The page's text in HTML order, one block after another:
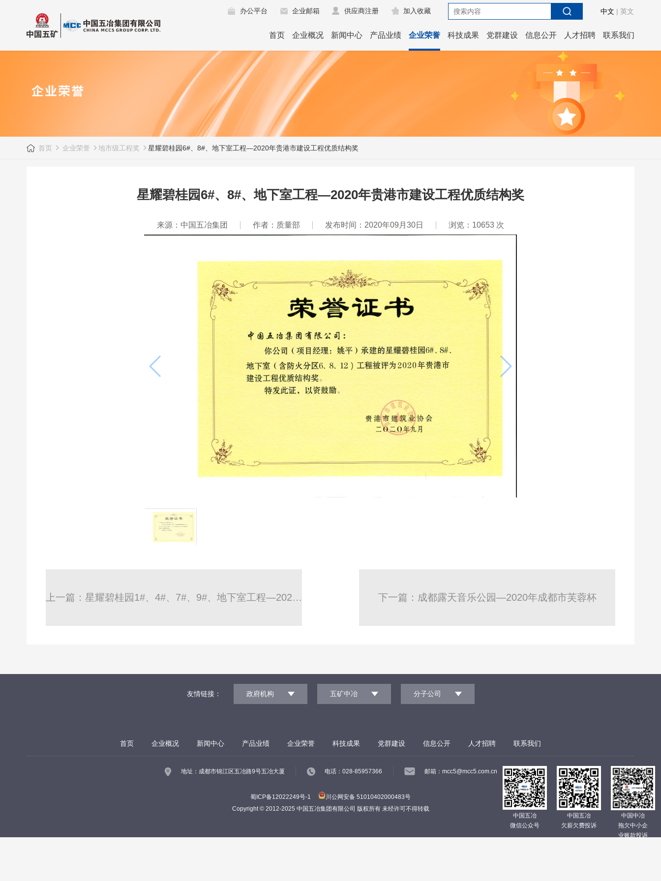
办公平台 企业邮箱 供应商注册 加入收藏 中文 |英文
首页 企业概况 新闻中心 产品业绩 企业荣誉 科技成果 党群建设 信息公开 人才招聘 联系我们
首页 企业荣誉 地市级工程奖 星耀碧桂园6#、8#、地下室工程—2020年贵港市建设工程优质结构奖
星耀碧桂园6#、8#、地下室工程—2020年贵港市建设工程优质结构奖
来源：中国五冶集团 作者：质量部 发布时间：2020年09月30日 浏览：10653 次
上一篇：星耀碧桂园1#、4#、7#、9#、地下室工程—2020年贵港市建设工程优质结构奖 下一篇：成都露天音乐公园—2020年成都市芙蓉杯
友情链接： 政府机构 五矿中冶 分子公司
首页 企业概况 新闻中心 产品业绩 企业荣誉 科技成果 党群建设 信息公开 人才招聘 联系我们
地址：成都市锦江区五冶路9号五冶大厦 电话：028-85957366 邮箱：mcc5@mcc5.com.cn
中国五冶
微信公众号
中国五冶
欠薪欠费投诉
中国中冶
拖欠中小企
业账款投诉
蜀ICP备12022249号-1
川公网安备 51010402000483号
Copyright © 2012-2025 中国五冶集团有限公司 版权所有 未经许可不得转载